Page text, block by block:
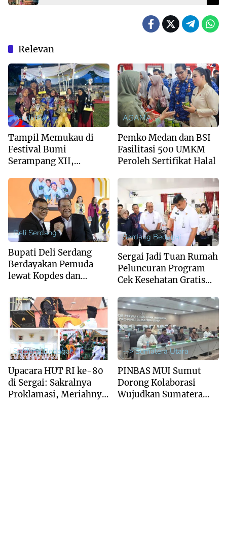
Relevan
Pendidikan
Tampil Memukau di
Festival Bumi
Serampang XII,
Husna Sabet Juara
Umum I
AGAMA
Pemko Medan dan BSI
Fasilitasi 500 UMKM
Peroleh Sertifikat Halal
Deli Serdang
Bupati Deli Serdang
Berdayakan Pemuda
lewat Kopdes dan
Serdang Bedagai
Sergai Jadi Tuan Rumah
Peluncuran Program
Cek Kesehatan Gratis
Sumut
Serdang Bedagai
Upacara HUT RI ke-80
di Sergai: Sakralnya
Proklamasi, Meriahnya
--> Sumatera Utara
PINBAS MUI Sumut
Dorong Kolaborasi
Wujudkan Sumatera